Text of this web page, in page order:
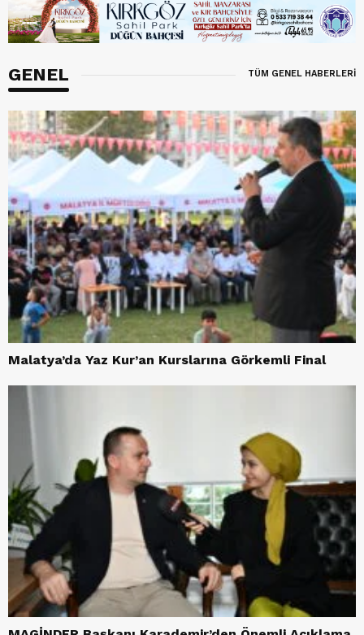
GENEL TÜM GENEL HABERLERİ
Malatya’da Yaz Kur’an Kurslarına Görkemli Final